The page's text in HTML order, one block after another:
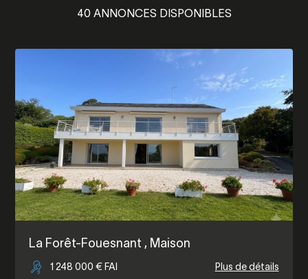
40 ANNONCES DISPONIBLES
La Forêt-Fouesnant , Maison
1 248 000 € FAI Plus de détails